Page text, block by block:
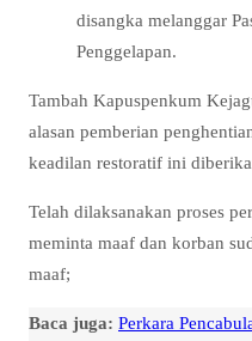
disangka melanggar
Penggelapan.
Tambah Kapuspenkum
alasan pemberian
keadilan restoratif ini
Telah dilaksanakan proses
meminta maaf dan korban
maaf;
Baca juga: Perkara